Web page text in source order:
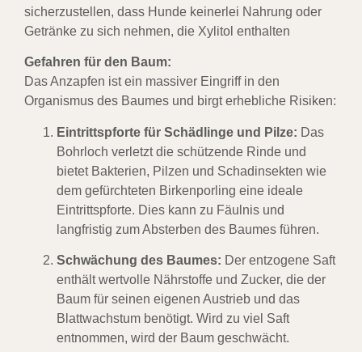
sicherzustellen, dass Hunde keinerlei Nahrung oder
Getränke zu sich nehmen, die Xylitol enthalten
Gefahren für den Baum:
Das Anzapfen ist ein massiver Eingriff in den
Organismus des Baumes und birgt erhebliche Risiken:
Eintrittspforte für Schädlinge und Pilze: Das
Bohrloch verletzt die schützende Rinde und
bietet Bakterien, Pilzen und Schadinsekten wie
dem gefürchteten Birkenporling eine ideale
Eintrittspforte. Dies kann zu Fäulnis und
langfristig zum Absterben des Baumes führen.
Schwächung des Baumes: Der entzogene Saft
enthält wertvolle Nährstoffe und Zucker, die der
Baum für seinen eigenen Austrieb und das
Blattwachstum benötigt. Wird zu viel Saft
entnommen, wird der Baum geschwächt.